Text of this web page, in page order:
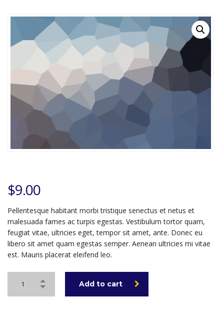
$9.00
Pellentesque habitant morbi tristique senectus et netus et
malesuada fames ac turpis egestas. Vestibulum tortor quam,
feugiat vitae, ultricies eget, tempor sit amet, ante. Donec eu
libero sit amet quam egestas semper. Aenean ultricies mi vitae
est. Mauris placerat eleifend leo.
Add to cart